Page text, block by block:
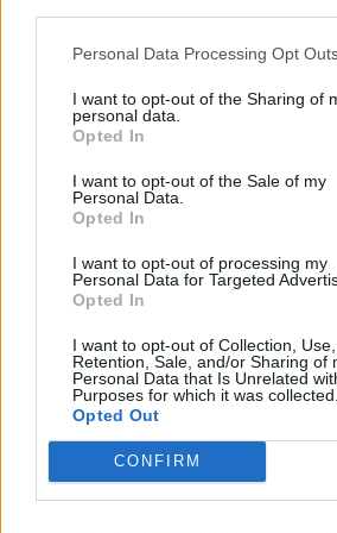
Personal Data Processing Opt
I want to opt-out of the Sharing of
personal data.
Opted In
I want to opt-out of the Sale of my
Personal Data.
Opted In
I want to opt-out of processing my
Personal Data for Targeted
Opted In
I want to opt-out of Collection, Use,
Retention, Sale, and/or Sharing of
Personal Data that Is Unrelated
Purposes for which it was collected.
Opted Out
CONFIRM
In evidenza